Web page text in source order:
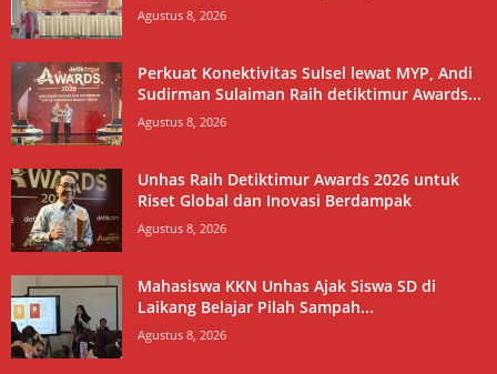
Agustus 8, 2026
Perkuat Konektivitas Sulsel lewat MYP, Andi
Sudirman Sulaiman Raih detiktimur Awards...
Agustus 8, 2026
Unhas Raih Detiktimur Awards 2026 untuk
Riset Global dan Inovasi Berdampak
Agustus 8, 2026
Mahasiswa KKN Unhas Ajak Siswa SD di
Laikang Belajar Pilah Sampah...
Agustus 8, 2026